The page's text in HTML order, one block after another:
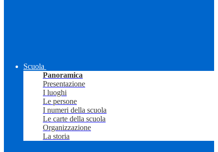
Scuola
Panoramica
Presentazione
I luoghi
Le persone
I numeri della scuola
Le carte della scuola
Organizzazione
La storia